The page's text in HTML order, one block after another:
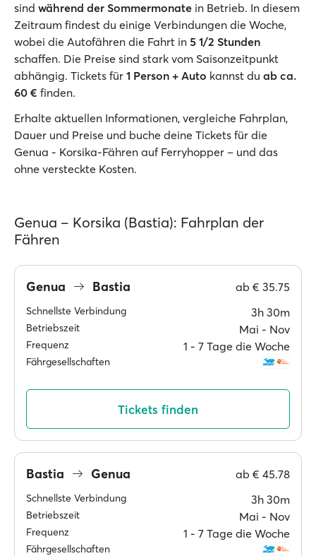
sind während der Sommermonate in Betrieb. In diesem
Zeitraum findest du einige Verbindungen die Woche,
wobei die Autofähren die Fahrt in 5 1/2 Stunden
schaffen. Die Preise sind stark vom Saisonzeitpunkt
abhängig. Tickets für 1 Person + Auto kannst du ab ca.
60 € finden.
Erhalte aktuellen Informationen, vergleiche Fahrplan,
Dauer und Preise und buche deine Tickets für die
Genua - Korsika-Fähren auf Ferryhopper – und das
ohne versteckte Kosten.
Genua – Korsika (Bastia): Fahrplan der
Fähren
Genua Bastia ab € 35.75
Schnellste Verbindung 3h 30m
Betriebszeit Mai ‐ Nov
Frequenz 1 ‐ 7 Tage die Woche
Fährgesellschaften
Tickets finden
Bastia Genua ab € 45.78
Schnellste Verbindung 3h 30m
Betriebszeit Mai ‐ Nov
Frequenz 1 ‐ 7 Tage die Woche
Fährgesellschaften